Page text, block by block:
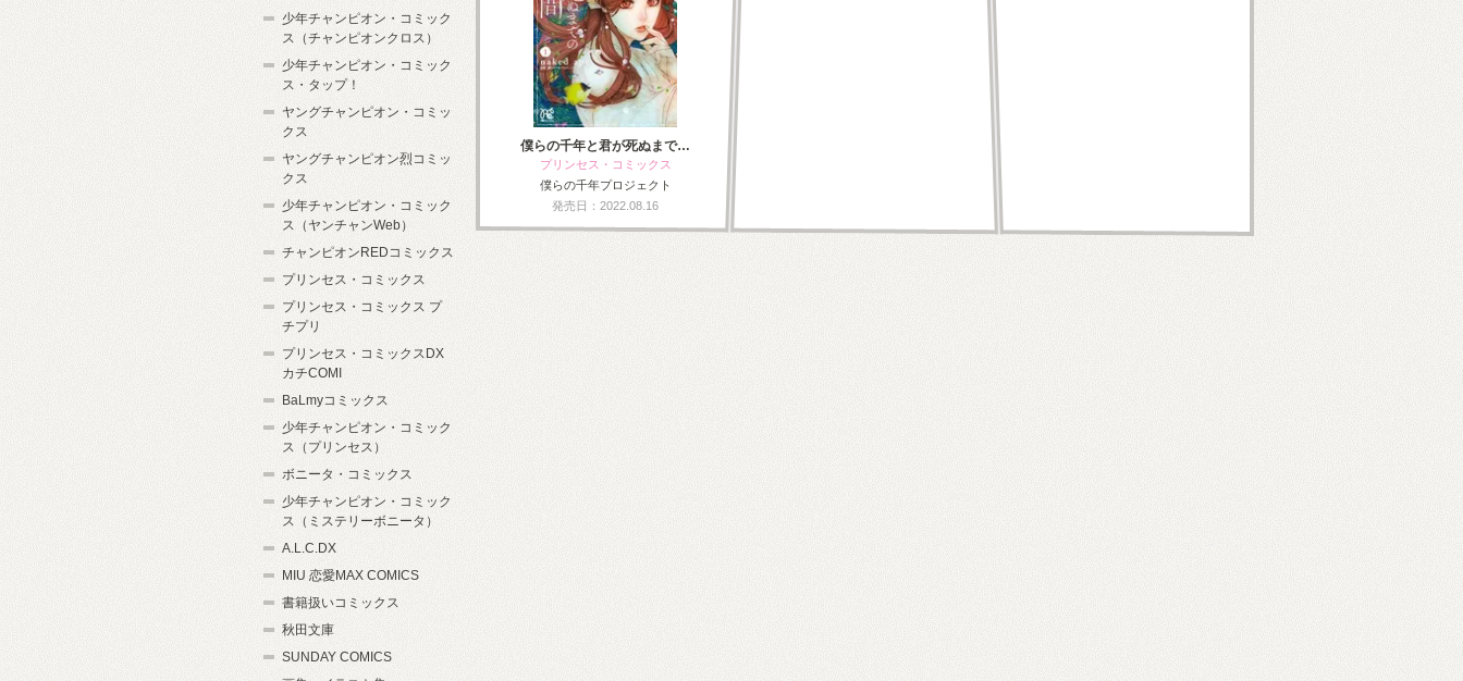
僕らの千年と君が死ぬまで…
プリンセス・コミックス
僕らの千年プロジェクト
発売日：2022.08.16
少年チャンピオン・コミック
ス（チャンピオンクロス）
少年チャンピオン・コミック
ス・タップ！
ヤングチャンピオン・コミッ
クス
ヤングチャンピオン烈コミッ
クス
少年チャンピオン・コミック
ス（ヤンチャンWeb）
チャンピオンREDコミックス
プリンセス・コミックス
プリンセス・コミックス プ
チプリ
プリンセス・コミックスDX
カチCOMI
BaLmyコミックス
少年チャンピオン・コミック
ス（プリンセス）
ボニータ・コミックス
少年チャンピオン・コミック
ス（ミステリーボニータ）
A.L.C.DX
MIU 恋愛MAX COMICS
書籍扱いコミックス
秋田文庫
SUNDAY COMICS